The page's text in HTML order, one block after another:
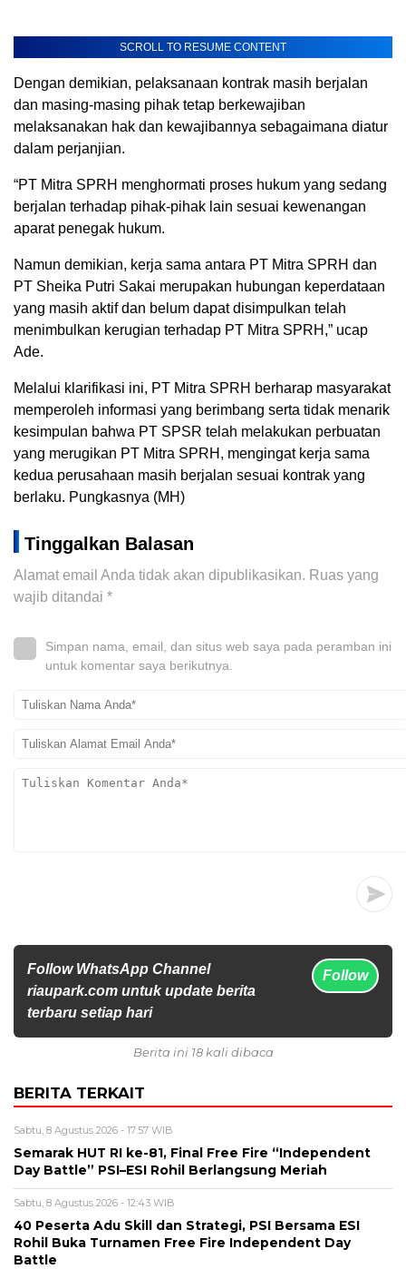
SCROLL TO RESUME CONTENT
Dengan demikian, pelaksanaan kontrak masih berjalan
dan masing-masing pihak tetap berkewajiban
melaksanakan hak dan kewajibannya sebagaimana diatur
dalam perjanjian.
“PT Mitra SPRH menghormati proses hukum yang sedang
berjalan terhadap pihak-pihak lain sesuai kewenangan
aparat penegak hukum.
Namun demikian, kerja sama antara PT Mitra SPRH dan
PT Sheika Putri Sakai merupakan hubungan keperdataan
yang masih aktif dan belum dapat disimpulkan telah
menimbulkan kerugian terhadap PT Mitra SPRH,” ucap
Ade.
Melalui klarifikasi ini, PT Mitra SPRH berharap masyarakat
memperoleh informasi yang berimbang serta tidak menarik
kesimpulan bahwa PT SPSR telah melakukan perbuatan
yang merugikan PT Mitra SPRH, mengingat kerja sama
kedua perusahaan masih berjalan sesuai kontrak yang
berlaku. Pungkasnya (MH)
Tinggalkan Balasan
Alamat email Anda tidak akan dipublikasikan. Ruas yang
wajib ditandai *
Simpan nama, email, dan situs web saya pada peramban ini
untuk komentar saya berikutnya.
Follow WhatsApp Channel
riaupark.com untuk update berita
terbaru setiap hari
Follow
Berita ini 18 kali dibaca
BERITA TERKAIT
Sabtu, 8 Agustus 2026 - 17:57 WIB
Semarak HUT RI ke-81, Final Free Fire “Independent
Day Battle” PSI–ESI Rohil Berlangsung Meriah
Sabtu, 8 Agustus 2026 - 12:43 WIB
40 Peserta Adu Skill dan Strategi, PSI Bersama ESI
Rohil Buka Turnamen Free Fire Independent Day
Battle